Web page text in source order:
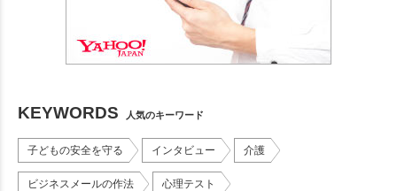
KEYWORDS 人気のキーワード
子どもの安全を守る インタビュー 介護
ビジネスメールの作法 心理テスト